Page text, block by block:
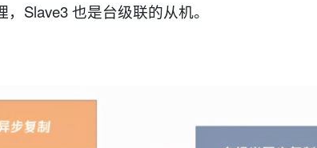
Slave3 也是台级联的从机。